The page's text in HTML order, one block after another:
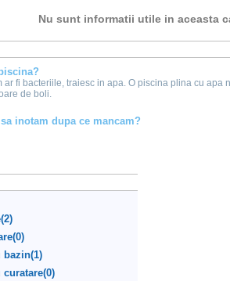
Nu sunt informatii utile in aceasta
ar fi bacteriile, traiesc in apa. O piscina plina cu apa
de boli.
inotam dupa ce mancam?
bazin(1)